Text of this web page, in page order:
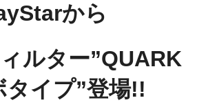
から
ルター”QUARK
タイプ”登場!!